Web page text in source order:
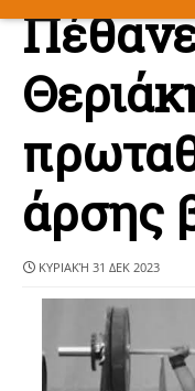
άρσης
ΚΥΡΙΑΚΉ 31 ΔΕΚ 2023